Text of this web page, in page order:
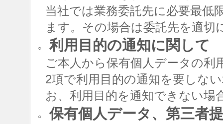
当社では業務委託先に必要最低
ます。その場合は委託先を適切
○ 利用目的の通知に関して
ご本人から保有個人データの利
2項で利用目的の通知を要しな
お、利用目的を通知できない場
○ 保有個人データ、第三者